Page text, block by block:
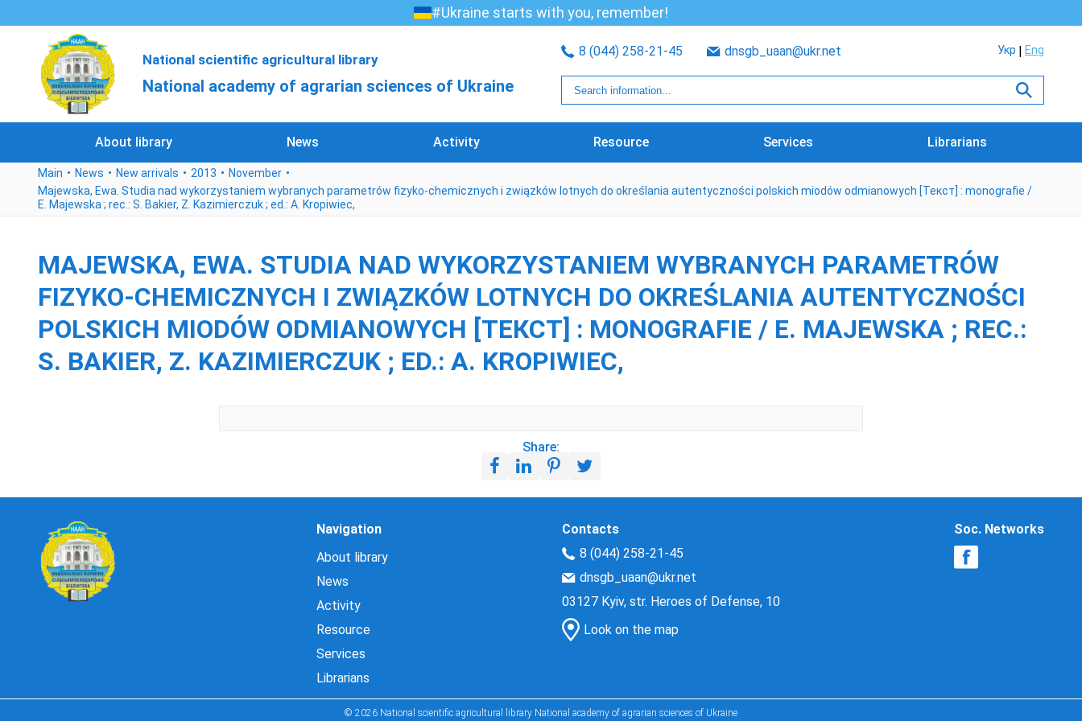
#Ukraine starts with you, remember!
National scientific agricultural library
National academy of agrarian sciences of Ukraine
8 (044) 258-21-45 dnsgb_uaan@ukr.net Укр Eng
About library News Activity Resource Services Librarians
Main News New arrivals 2013
November
Majewska, Ewa. Studia nad wykorzystaniem wybranych parametrów fizyko-chemicznych i związków lotnych do określania autentyczności polskich miodów odmianowych [Текст] : monografie /
E. Majewska ; rec.: S. Bakier, Z. Kazimierczuk ; ed.: A. Kropiwiec,
MAJEWSKA, EWA. STUDIA NAD WYKORZYSTANIEM WYBRANYCH PARAMETRÓW
FIZYKO-CHEMICZNYCH I ZWIĄZKÓW LOTNYCH DO OKREŚLANIA AUTENTYCZNOŚCI
POLSKICH MIODÓW ODMIANOWYCH [ТЕКСТ] : MONOGRAFIE / E. MAJEWSKA ; REC.:
S. BAKIER, Z. KAZIMIERCZUK ; ED.: A. KROPIWIEC,
Share:
Navigation
About library
News
Activity
Resource
Services
Librarians
Contacts
8 (044) 258-21-45
dnsgb_uaan@ukr.net
03127 Kyiv, str. Heroes of Defense, 10
Look on the map
Soc. Networks
© 2026 National scientific agricultural library National academy of agrarian sciences of Ukraine